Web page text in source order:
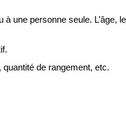
à une personne seule. L’âge,
de rangement, etc.